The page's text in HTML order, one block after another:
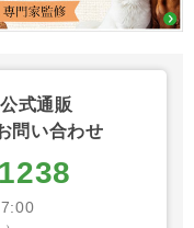
式通販
問い合わせ